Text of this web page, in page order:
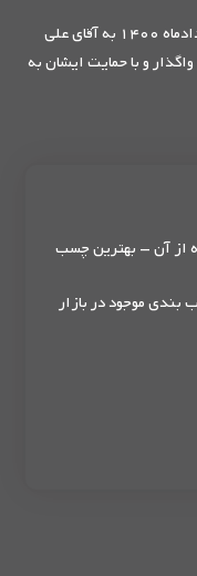
مالکیت فروشگاه اینترنتی ایران چسب از خردادماه 1400 به آقای علی
و با حمایت ایشان به
از آن – بهترین چسب
موجود در بازار